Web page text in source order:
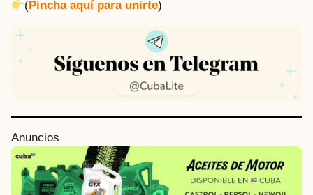
(Pincha aquí para unirte)
Anuncios
P
o